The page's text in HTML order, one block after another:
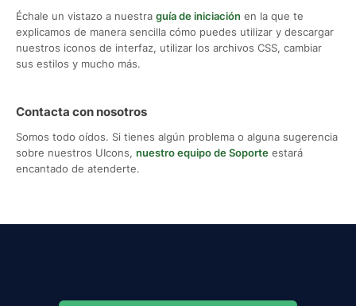
Échale un vistazo a nuestra guía de iniciación en la que te
explicamos de manera sencilla cómo puedes utilizar y descargar
nuestros iconos de interfaz, utilizar los archivos CSS, cambiar
sus estilos y mucho más.
Contacta con nosotros
Somos todo oídos. Si tienes algún problema o alguna sugerencia
sobre nuestros UIcons, nuestro equipo de Soporte estará
encantado de atenderte.